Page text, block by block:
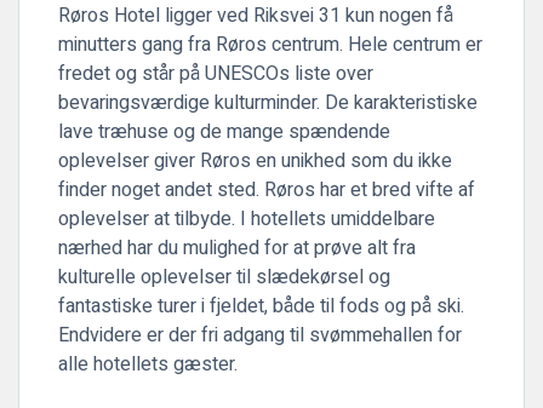
Røros Hotel ligger ved Riksvei 31 kun nogen få
minutters gang fra Røros centrum. Hele centrum er
fredet og står på UNESCOs liste over
bevaringsværdige kulturminder. De karakteristiske
lave træhuse og de mange spændende
oplevelser giver Røros en unikhed som du ikke
finder noget andet sted. Røros har et bred vifte af
oplevelser at tilbyde. I hotellets umiddelbare
nærhed har du mulighed for at prøve alt fra
kulturelle oplevelser til slædekørsel og
fantastiske turer i fjeldet, både til fods og på ski.
Endvidere er der fri adgang til svømmehallen for
alle hotellets gæster.